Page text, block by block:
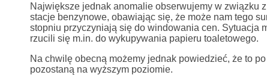
Największe jednak anomalie obserwujemy w związku
stacje benzynowe, obawiając się, że może nam tego
stopniu przyczyniają się do windowania cen. Sytuacja
rzucili się m.in. do wykupywania papieru toaletowego.
Na chwilę obecną możemy jednak powiedzieć, że to
pozostaną na wyższym poziomie.